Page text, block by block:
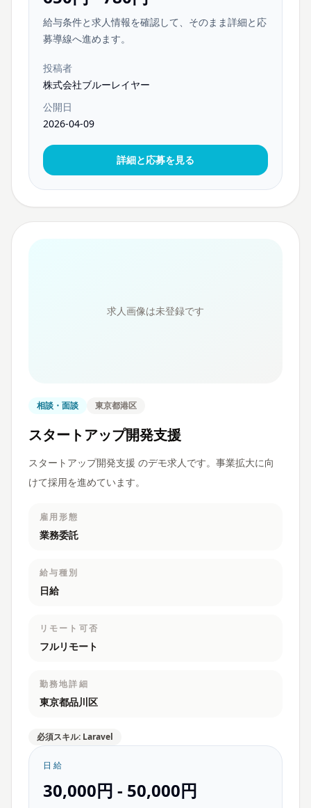
給与条件と求人情報を確認して、そのまま詳細と応
募導線へ進めます。
投稿者
株式会社ブルーレイヤー
公開日
2026-04-09
詳細と応募を見る
求人画像は未登録です
相談・面談 東京都港区
スタートアップ開発支援
スタートアップ開発支援 のデモ求人です。事業拡大に向
けて採用を進めています。
雇用形態
業務委託
給与種別
日給
リモート可否
フルリモート
勤務地詳細
東京都品川区
必須スキル: Laravel
日給
30,000円 - 50,000円